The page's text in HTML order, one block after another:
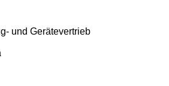
und Gerätevertrieb